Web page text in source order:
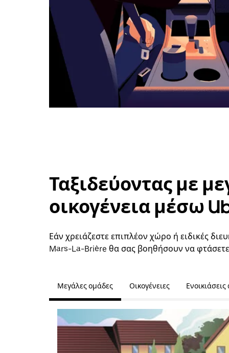
Ταξιδεύοντας με
οικογένεια μέσω
Εάν χρειάζεστε επιπλέον χώρο ή ειδικές
Mars-La-Brière θα σας βοηθήσουν να
Μεγάλες ομάδες Οικογένειες